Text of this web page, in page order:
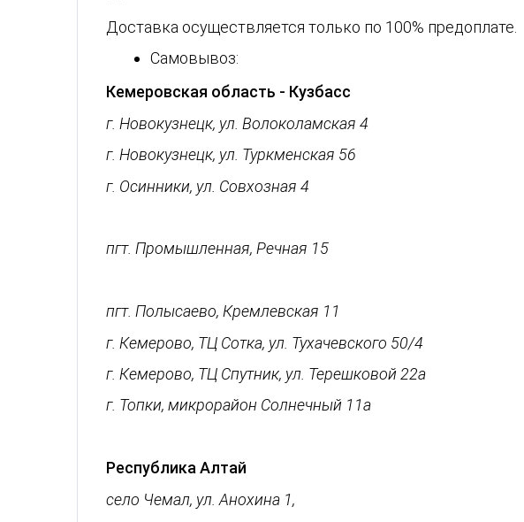
Доставка осуществляется только по 100% предоплате.
Самовывоз:
Кемеровская область - Кузбасс
г. Новокузнецк, ул. Волоколамская 4
г. Новокузнецк, ул. Туркменская 56
г. Осинники, ул. Совхозная 4
пгт. Промышленная, Речная 15
пгт. Полысаево, Кремлевская 11
г. Кемерово, ТЦ Сотка, ул. Тухачевского 50/4
г. Кемерово, ТЦ Спутник, ул. Терешковой 22а
г. Топки, микрорайон Солнечный 11а
Республика Алтай
село Чемал, ул. Анохина 1,